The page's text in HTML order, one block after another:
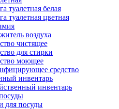
туалетная белая
туалетная цветная
воздуха
чистящее
для стирки
моющее
средство
инвентарь
инвентарь
для посуды